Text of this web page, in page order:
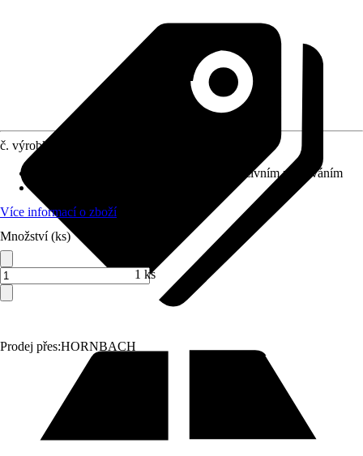
Prodej přes:HORNBACH
č. výrobku
23 - Obytné prostory s intenzivním používáním
Více informací o zboží
Množství (ks)
1 ks